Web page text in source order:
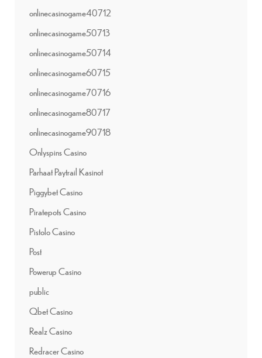
onlinecasinogame40712
onlinecasinogame50713
onlinecasinogame50714
onlinecasinogame60715
onlinecasinogame70716
onlinecasinogame80717
onlinecasinogame90718
Onlyspins Casino
Parhaat Paytrail Kasinot
Piggybet Casino
Piratepots Casino
Pistolo Casino
Post
Powerup Casino
public
Qbet Casino
Realz Casino
Redracer Casino